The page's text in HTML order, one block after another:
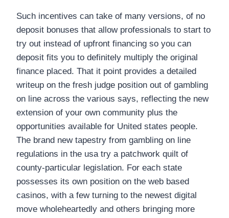
Such incentives can take of many versions, of no
deposit bonuses that allow professionals to start to
try out instead of upfront financing so you can
deposit fits you to definitely multiply the original
finance placed. That it point provides a detailed
writeup on the fresh judge position out of gambling
on line across the various says, reflecting the new
extension of your own community plus the
opportunities available for United states people.
The brand new tapestry from gambling on line
regulations in the usa try a patchwork quilt of
county-particular legislation. For each state
possesses its own position on the web based
casinos, with a few turning to the newest digital
move wholeheartedly and others bringing more